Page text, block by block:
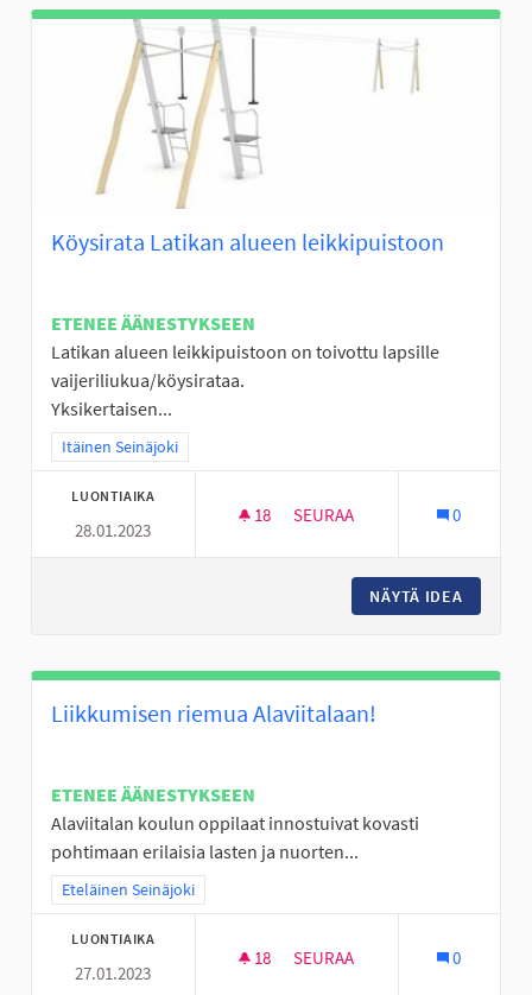
Köysirata Latikan alueen leikkipuistoon
ETENEE ÄÄNESTYKSEEN
Latikan alueen leikkipuistoon on toivottu lapsille
vaijeriliukua/köysirataa.
Yksikertaisen...
Rajaa tulokset teeman mukaan: Itäinen Seinäjoki
Itäinen Seinäjoki
LUONTIAIKA
28.01.2023
18 18 SEURAAJAA
SEURAA 0
NÄYTÄ IDEA
Liikkumisen riemua Alaviitalaan!
ETENEE ÄÄNESTYKSEEN
Alaviitalan koulun oppilaat innostuivat kovasti
pohtimaan erilaisia lasten ja nuorten...
Rajaa tulokset teeman mukaan: Eteläinen Seinäjoki
Eteläinen Seinäjoki
LUONTIAIKA
27.01.2023
18 18 SEURAAJAA
SEURAA 0